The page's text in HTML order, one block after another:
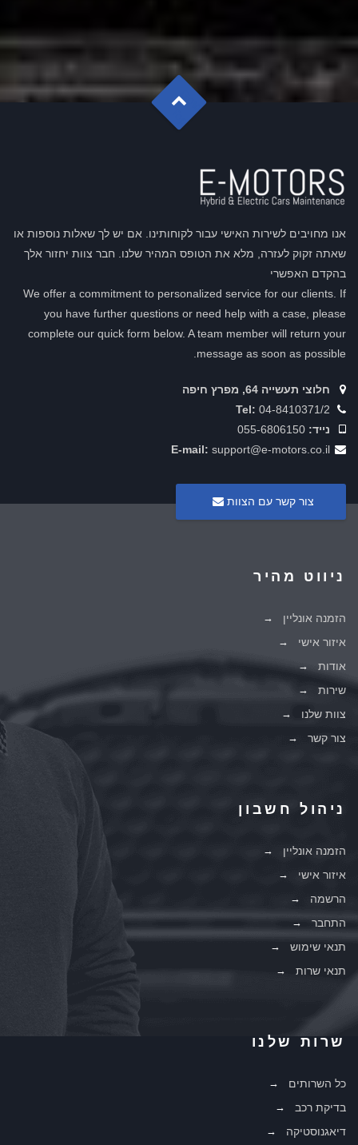
אנו מחויבים לשירות האישי עבור לקוחותינו. אם יש לך שאלות נוספות או
שאתה זקוק לעזרה, מלא את הטופס המהיר שלנו. חבר צוות יחזור אלך
בהקדם האפשרי
We offer a commitment to personalized service for our clients. If
you have further questions or need help with a case, please
complete our quick form below. A team member will return your
message as soon as possible.
חלוצי תעשייה 64, מפרץ חיפה
Tel: 04-8410371/2
נייד: 055-6806150
E-mail: support@e-motors.co.il
צור קשר עם הצוות
ניווט מהיר
הזמנה אונליין
איזור אישי
אודות
שירות
צוות שלנו
צור קשר
ניהול חשבון
הזמנה אונליין
איזור אישי
הרשמה
התחבר
תנאי שימוש
תנאי שרות
שרות שלנו
כל השרותים
בדיקת רכב
דיאגנוסטיקה
G
o
t
o
T
o
p